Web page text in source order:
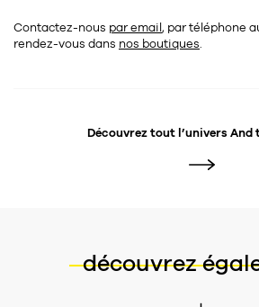
Contactez-nous par email, par téléphone
rendez-vous dans nos boutiques.
Découvrez tout l’univers And
découvrez